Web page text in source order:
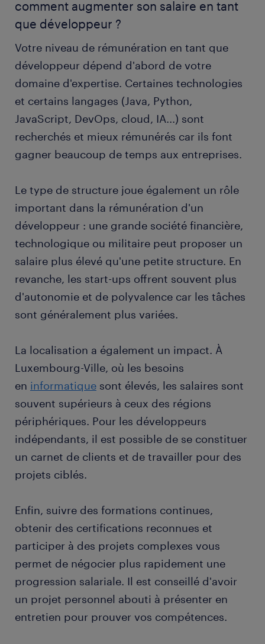
comment augmenter son salaire en tant
que développeur ?
Votre niveau de rémunération en tant que
développeur dépend d'abord de votre
domaine d'expertise. Certaines technologies
et certains langages (Java, Python,
JavaScript, DevOps, cloud, IA...) sont
recherchés et mieux rémunérés car ils font
gagner beaucoup de temps aux entreprises.
Le type de structure joue également un rôle
important dans la rémunération d'un
développeur : une grande société financière,
technologique ou militaire peut proposer un
salaire plus élevé qu'une petite structure. En
revanche, les start-ups offrent souvent plus
d'autonomie et de polyvalence car les tâches
sont généralement plus variées.
La localisation a également un impact. À
Luxembourg-Ville, où les besoins
en informatique sont élevés, les salaires sont
souvent supérieurs à ceux des régions
périphériques. Pour les développeurs
indépendants, il est possible de se constituer
un carnet de clients et de travailler pour des
projets ciblés.
Enfin, suivre des formations continues,
obtenir des certifications reconnues et
participer à des projets complexes vous
permet de négocier plus rapidement une
progression salariale. Il est conseillé d'avoir
un projet personnel abouti à présenter en
entretien pour prouver vos compétences.